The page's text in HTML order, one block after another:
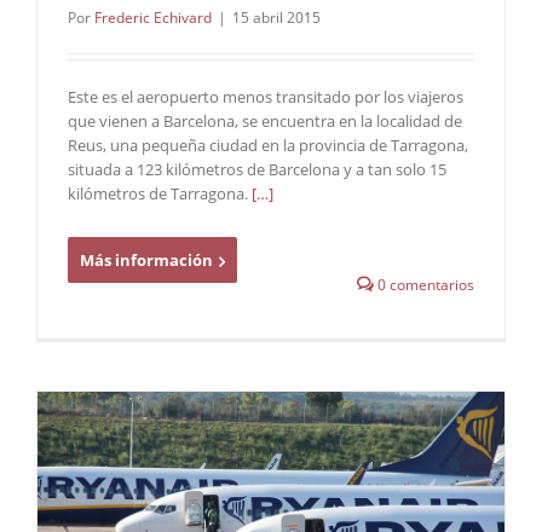
Por Frederic Echivard | 15 abril 2015
Este es el aeropuerto menos transitado por los viajeros
que vienen a Barcelona, se encuentra en la localidad de
Reus, una pequeña ciudad en la provincia de Tarragona,
situada a 123 kilómetros de Barcelona y a tan solo 15
kilómetros de Tarragona. […]
Más información
0 comentarios